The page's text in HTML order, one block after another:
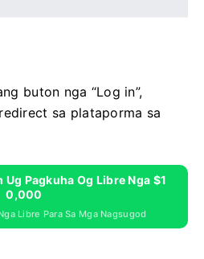
buton nga “Log in”,
sa plataporma sa
Pagkuha Og Libre Nga $1
0,000
Libre Para Sa Mga Nagsugod